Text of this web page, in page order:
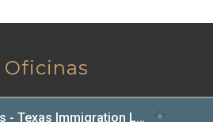
Oficinas